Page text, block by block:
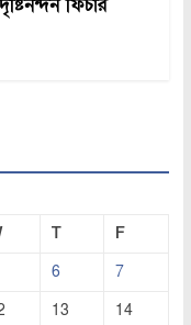
ফিচার
T
F
6
7
13
14